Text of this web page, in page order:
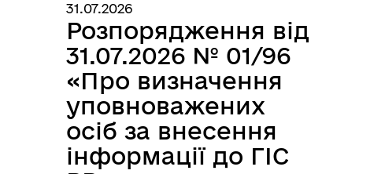
31.07.2026
Розпорядження від
31.07.2026 № 01/96
«Про визначення
уповноважених
осіб за внесення
інформації до ГІС